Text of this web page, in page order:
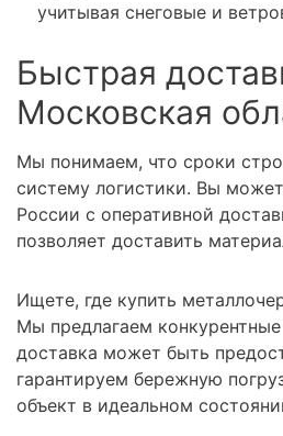
учитывая снеговые и
Быстрая
Московская
Мы понимаем, что сроки
систему логистики. Вы
России с оперативной
позволяет доставить
Ищете, где купить
Мы предлагаем
доставка может быть
гарантируем бережную
объект в идеальном